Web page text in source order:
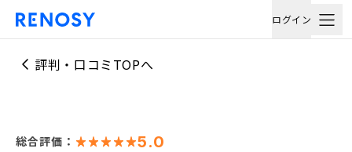
ログイン
評判・口コミTOPへ
総合評価： 5.0